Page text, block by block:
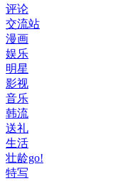
评论
交流站
漫画
娱乐
明星
影视
音乐
韩流
送礼
生活
壮龄go!
特写